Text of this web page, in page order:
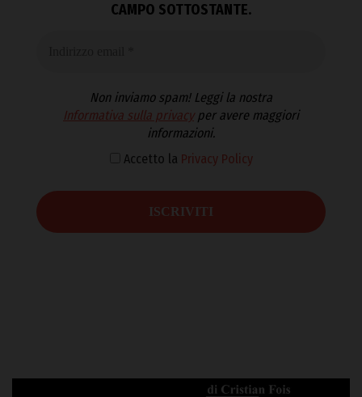
CAMPO SOTTOSTANTE.
Non inviamo spam! Leggi la nostra
Informativa sulla privacyper avere maggiori
informazioni.
Accetto la Privacy Policy